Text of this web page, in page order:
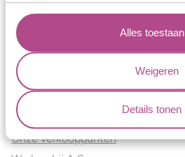
Alles toestaan
Weigeren
Details tonen
Jouw voordelen
Conflictvrije Materialen
Oneindig veel mogelijkheden
Kwaliteit
Juweliers & Contact
Onze verkooppunten